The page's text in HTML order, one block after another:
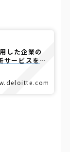
した企業の
サービスを提